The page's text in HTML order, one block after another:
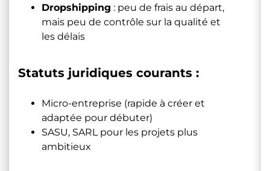
Dropshipping : peu de frais au départ,
mais peu de contrôle sur la qualité et
les délais
Statuts juridiques courants :
Micro-entreprise (rapide à créer et
adaptée pour débuter)
SASU, SARL pour les projets plus
ambitieux